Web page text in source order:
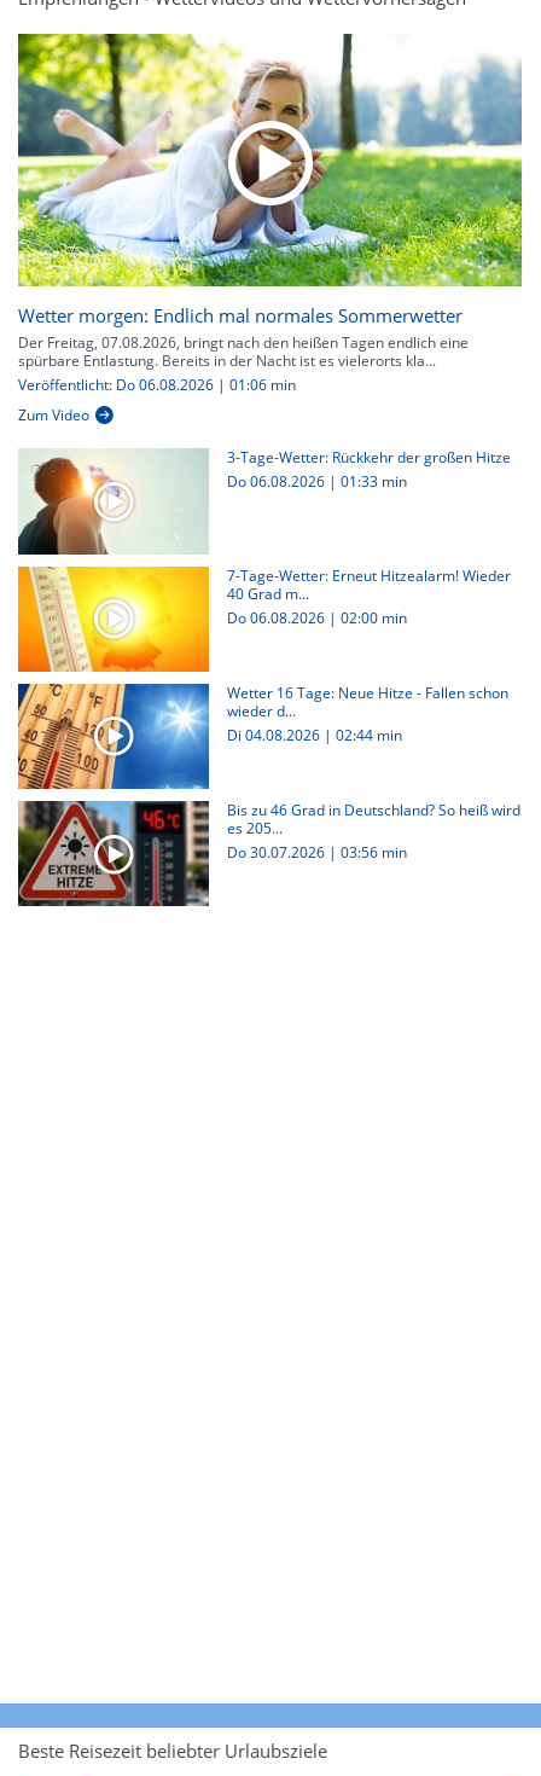
Wetter morgen: Endlich mal normales Sommerwetter
Der Freitag, 07.08.2026, bringt nach den heißen Tagen endlich eine
spürbare Entlastung. Bereits in der Nacht ist es vielerorts kla...
Veröffentlicht: Do 06.08.2026 | 01:06 min
Zum Video
3-Tage-Wetter: Rückkehr der großen Hitze
Do 06.08.2026 | 01:33 min
7-Tage-Wetter: Erneut Hitzealarm! Wieder
40 Grad m...
Do 06.08.2026 | 02:00 min
Wetter 16 Tage: Neue Hitze - Fallen schon
wieder d...
Di 04.08.2026 | 02:44 min
Bis zu 46 Grad in Deutschland? So heiß wird
es 205...
Do 30.07.2026 | 03:56 min
Beste Reisezeit beliebter Urlaubsziele